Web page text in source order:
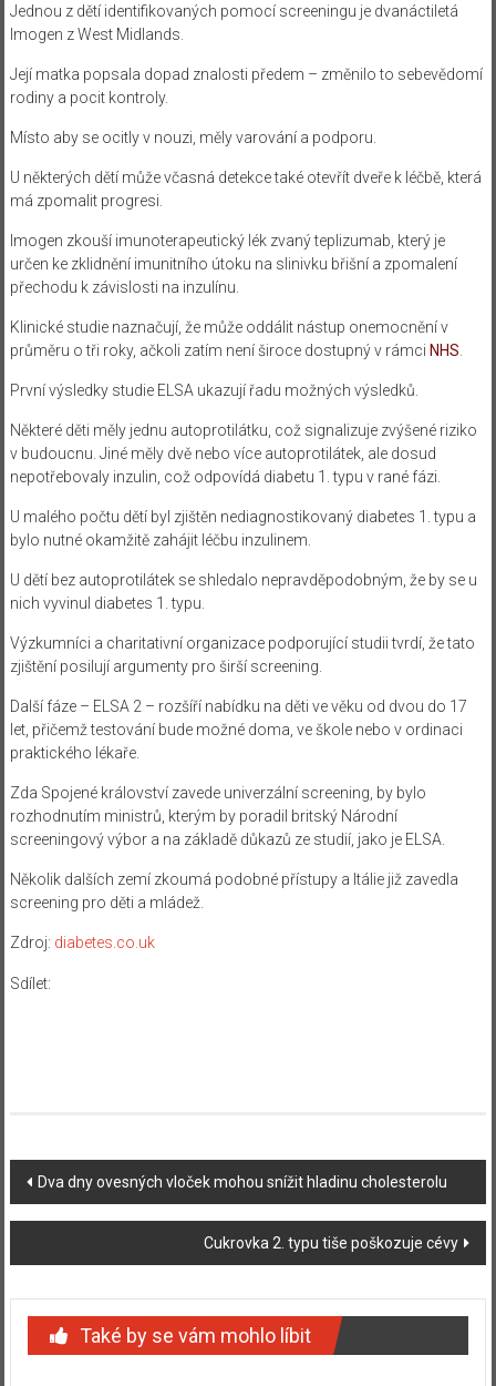
Jednou z dětí identifikovaných pomocí screeningu je dvanáctiletá
Imogen z West Midlands.
Její matka popsala dopad znalosti předem – změnilo to sebevědomí
rodiny a pocit kontroly.
Místo aby se ocitly v nouzi, měly varování a podporu.
U některých dětí může včasná detekce také otevřít dveře k léčbě, která
má zpomalit progresi.
Imogen zkouší imunoterapeutický lék zvaný teplizumab, který je
určen ke zklidnění imunitního útoku na slinivku břišní a zpomalení
přechodu k závislosti na inzulínu.
Klinické studie naznačují, že může oddálit nástup onemocnění v
průměru o tři roky, ačkoli zatím není široce dostupný v rámci NHS
První výsledky studie ELSA ukazují řadu možných výsledků.
Některé děti měly jednu autoprotilátku, což signalizuje zvýšené riziko
v budoucnu. Jiné měly dvě nebo více autoprotilátek, ale dosud
nepotřebovaly inzulin, což odpovídá diabetu 1. typu v rané fázi.
U malého počtu dětí byl zjištěn nediagnostikovaný diabetes 1. typu a
bylo nutné okamžitě zahájit léčbu inzulinem.
U dětí bez autoprotilátek se shledalo nepravděpodobným, že by se u
nich vyvinul diabetes 1. typu.
Výzkumníci a charitativní organizace podporující studii tvrdí, že tato
zjištění posilují argumenty pro širší screening.
Další fáze – ELSA 2 – rozšíří nabídku na děti ve věku od dvou do 17
let, přičemž testování bude možné doma, ve škole nebo v ordinaci
praktického lékaře.
Zda Spojené království zavede univerzální screening, by bylo
rozhodnutím ministrů, kterým by poradil britský Národní
screeningový výbor a na základě důkazů ze studií, jako je ELSA.
Několik dalších zemí zkoumá podobné přístupy a Itálie již zavedla
screening pro děti a mládež.
Zdroj: diabetes.co.uk
Sdílet:
Navigace
příspěvku
Dva dny ovesných vloček mohou snížit hladinu cholesterolu
Cukrovka 2. typu tiše poškozuje cévy
Také by se vám mohlo líbit